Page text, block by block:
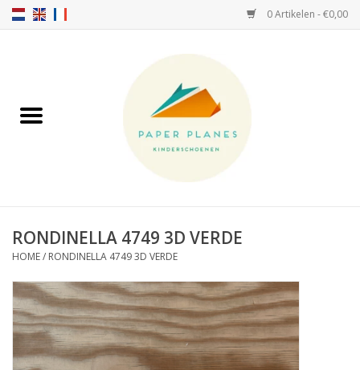
0 Artikelen - €0,00
FW26-27
HELLO HOSSY petten
SALTIES
JEUNE PREMIER
RONDINELLA 4749 3D VERDE
HOME/ RONDINELLA 4749 3D VERDE